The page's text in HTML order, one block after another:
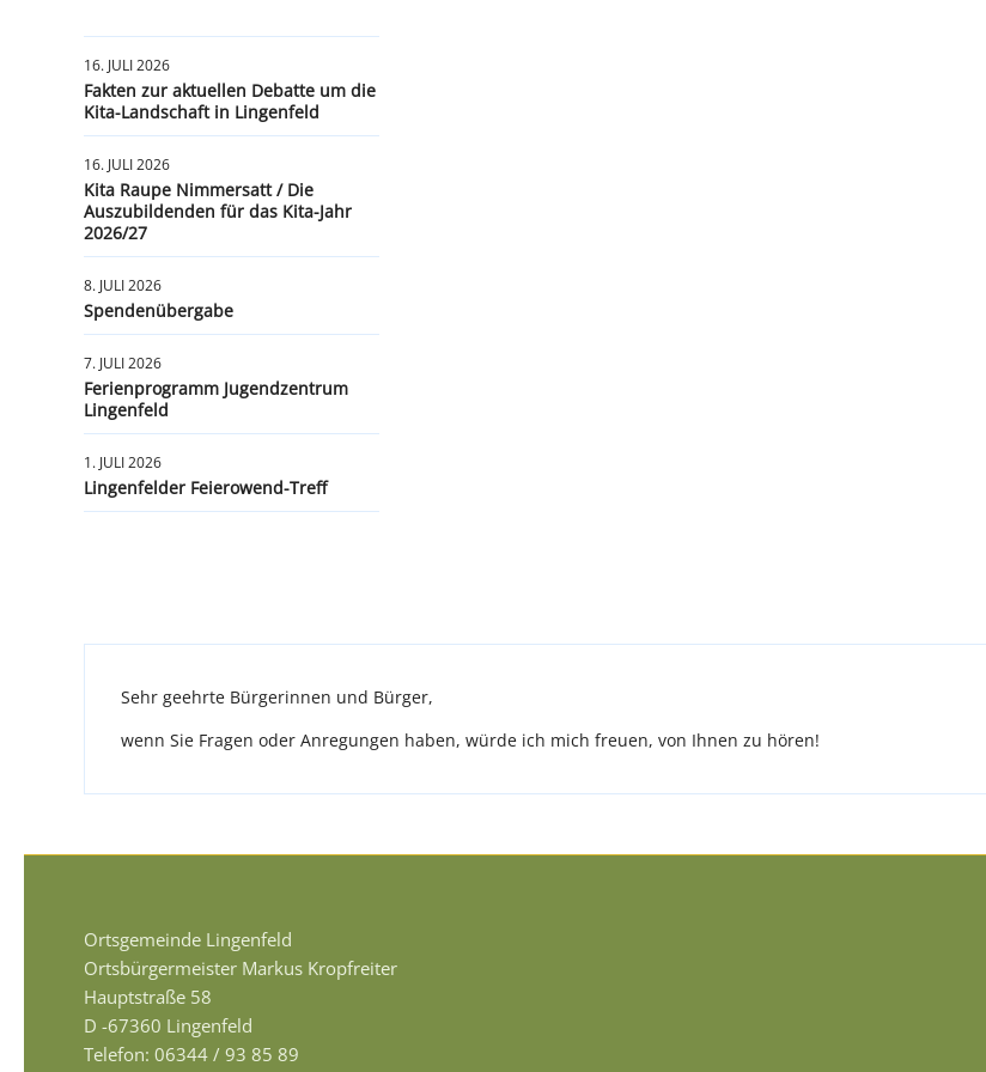
16. JULI 2026
Fakten zur aktuellen Debatte um die
Kita-Landschaft in Lingenfeld
16. JULI 2026
Kita Raupe Nimmersatt / Die
Auszubildenden für das Kita-Jahr
2026/27
8. JULI 2026
Spendenübergabe
7. JULI 2026
Ferienprogramm Jugendzentrum
Lingenfeld
1. JULI 2026
Lingenfelder Feierowend-Treff
Sehr geehrte Bürgerinnen und Bürger,
wenn Sie Fragen oder Anregungen haben, würde ich mich freuen, von Ihnen zu hören!
Ortsgemeinde Lingenfeld
Ortsbürgermeister Markus Kropfreiter
Hauptstraße 58
D -67360 Lingenfeld
Telefon: 06344 / 93 85 89